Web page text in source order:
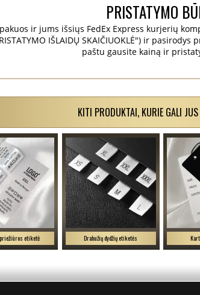
PRISTATYMO
ir jums išsiųs FedEx Express kurjerių
IŠLAIDŲ SKAIČIUOKLĖ") ir
paštu gausite kainą ir
KITI PRODUKTAI, KURIE GALI
etiketė Drabužių dydžių etiketės